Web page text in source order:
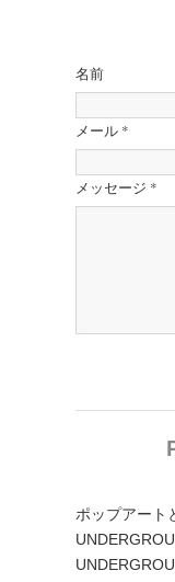
名前
メール *
メッセージ *
ポップアート